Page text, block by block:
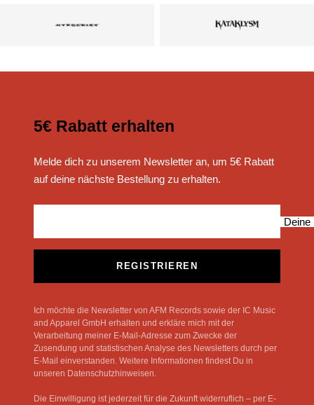
5€ Rabatt erhalten
Melde dich zu unserem Newsletter an, um 5€ Rabatt
auf deine nächste Bestellung zu erhalten.
Deine
REGISTRIEREN
Ich möchte die Newsletter von AFM Records sowie der IC Music
and Apparel GmbH erhalten und erkläre mich mit der
Verarbeitung meiner E-Mail-Adresse zum Zwecke der
Zusendung und statistischen Analyse des Newsletters durch per
E-Mail einverstanden. Weitere Informationen findest Du in
unseren Datenschutzhinweisen.
Die Einwilligung ist jederzeit für die Zukunft widerruflich – per E-